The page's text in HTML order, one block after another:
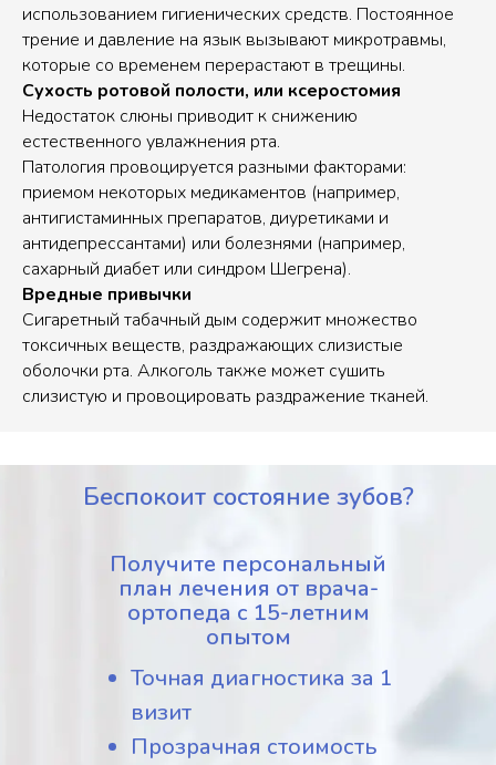
использованием гигиенических средств. Постоянное
трение и давление на язык вызывают микротравмы,
которые со временем перерастают в трещины.
Сухость ротовой полости, или ксеростомия
Недостаток слюны приводит к снижению
естественного увлажнения рта.
Патология провоцируется разными факторами:
приемом некоторых медикаментов (например,
антигистаминных препаратов, диуретиками и
антидепрессантами) или болезнями (например,
сахарный диабет или синдром Шегрена).
Вредные привычки
Сигаретный табачный дым содержит множество
токсичных веществ, раздражающих слизистые
оболочки рта. Алкоголь также может сушить
слизистую и провоцировать раздражение тканей.
Беспокоит состояние зубов?
Получите персональный
план лечения от врача-
ортопеда с 15-летним
опытом
Точная диагностика за 1
визит
Прозрачная стоимость